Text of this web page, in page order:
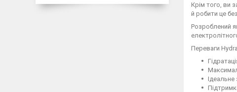
Крім того, ви
й робити це
Розроблений
Переваги